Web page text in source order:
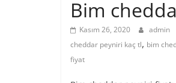
Bim
Kasım 26, 2020 admin
cheddar peyniri kaç tl, bim
fiyat